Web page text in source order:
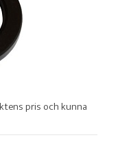
pris och kunna